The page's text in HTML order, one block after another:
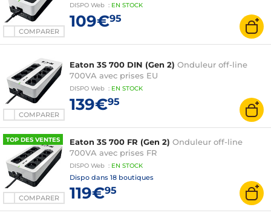
COMPARER
DISPO Web : EN STOCK
109€95
COMPARER
Eaton 3S 700 DIN (Gen 2) Onduleur off-line
700VA avec prises EU
DISPO Web : EN STOCK
139€95
TOP DES VENTES
COMPARER
Eaton 3S 700 FR (Gen 2) Onduleur off-line
700VA avec prises FR
DISPO Web : EN STOCK
Dispo dans 18 boutiques
119€95